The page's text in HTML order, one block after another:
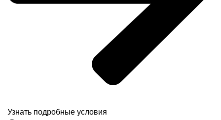
Узнать подробные условия